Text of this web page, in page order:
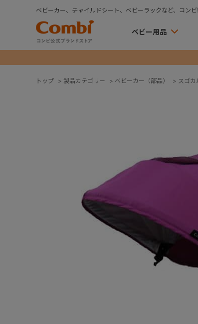
ベビーカー、チャイルドシート、ベビーラックなど、コン
ベビー用品
トップ > 製品カテゴリー > ベビーカー（部品） > スゴカ